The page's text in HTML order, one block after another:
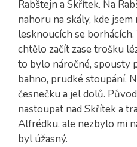
Rabštejn a Skřítek. Na
nahoru na skály, kde
lesknoucích se
chtělo začít zase trošku
to bylo náročné, spousty
bahno, prudké stoupání.
česnečku a jel dolů.
nastoupat nad Skřítek a
Alfrédku, ale nezbylo mi
byl úžasný.